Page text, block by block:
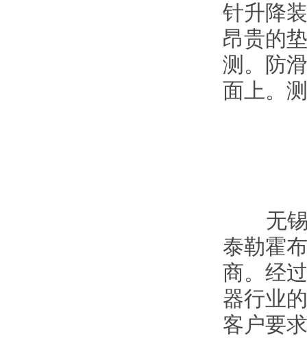
针升降
昂贵的
测。防
面上。
无锡
泰勒霍
商。经
器行业
客户要